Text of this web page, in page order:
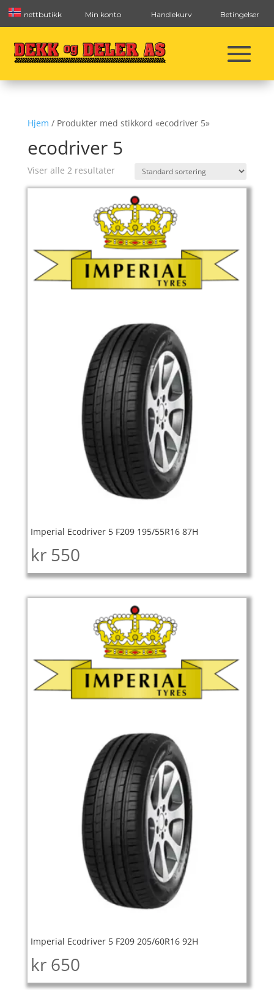
nettbutikk Min konto Handlekurv Betingelser
Hjem / Produkter med stikkord «ecodriver 5»
ecodriver 5
Viser alle 2 resultater
Imperial Ecodriver 5 F209 195/55R16 87H
kr 550
Imperial Ecodriver 5 F209 205/60R16 92H
kr 650